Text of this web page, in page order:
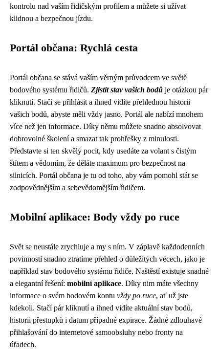
kontrolu nad vaším řidičským profilem a můžete si užívat
klidnou a bezpečnou jízdu.
Portál občana: Rychlá cesta
Portál občana se stává vaším věrným průvodcem ve světě
bodového systému řidičů. Zjistit stav vašich bodů je otázkou pár
kliknutí. Stačí se přihlásit a ihned vidíte přehlednou historii
vašich bodů, abyste měli vždy jasno. Portál ale nabízí mnohem
více než jen informace. Díky němu můžete snadno absolvovat
dobrovolné školení a smazat tak prohřešky z minulosti.
Představte si ten skvělý pocit, kdy usedáte za volant s čistým
štítem a vědomím, že děláte maximum pro bezpečnost na
silnicích. Portál občana je tu od toho, aby vám pomohl stát se
zodpovědnějším a sebevědomějším řidičem.
Mobilní aplikace: Body vždy po ruce
Svět se neustále zrychluje a my s ním. V záplavě každodenních
povinností snadno ztratíme přehled o důležitých věcech, jako je
například stav bodového systému řidiče. Naštěstí existuje snadné
a elegantní řešení: mobilní aplikace. Díky nim máte všechny
informace o svém bodovém kontu vždy po ruce, ať už jste
kdekoli. Stačí pár kliknutí a ihned vidíte aktuální stav bodů,
historii přestupků i datum případné expirace. Žádné zdlouhavé
přihlašování do internetové samoobsluhy nebo fronty na
úřadech.